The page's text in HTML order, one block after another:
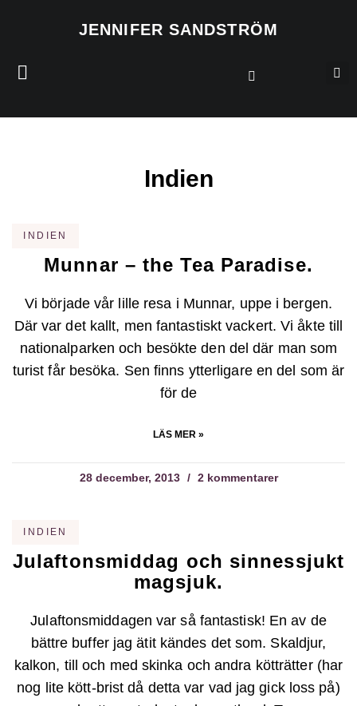
JENNIFER SANDSTRÖM
Indien
INDIEN
Munnar – the Tea Paradise.
Vi började vår lille resa i Munnar, uppe i bergen.
Där var det kallt, men fantastiskt vackert. Vi åkte till
nationalparken och besökte den del där man som
turist får besöka. Sen finns ytterligare en del som är
för de
LÄS MER »
28 december, 2013 2 kommentarer
INDIEN
Julaftonsmiddag och sinnessjukt
magsjuk.
Julaftonsmiddagen var så fantastisk! En av de
bättre buffer jag ätit kändes det som. Skaldjur,
kalkon, till och med skinka och andra kötträtter (har
nog lite kött-brist då detta var vad jag gick loss på)